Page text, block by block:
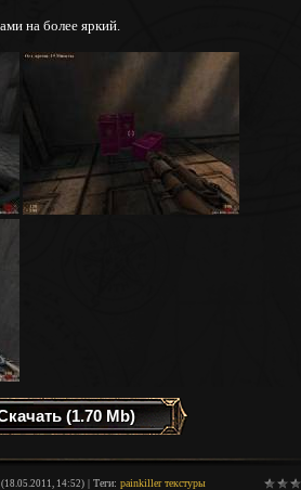
на более яркий.
(1.70 Mb)
(18.05.2011, 14:52) | Теги: painkiller текстуры